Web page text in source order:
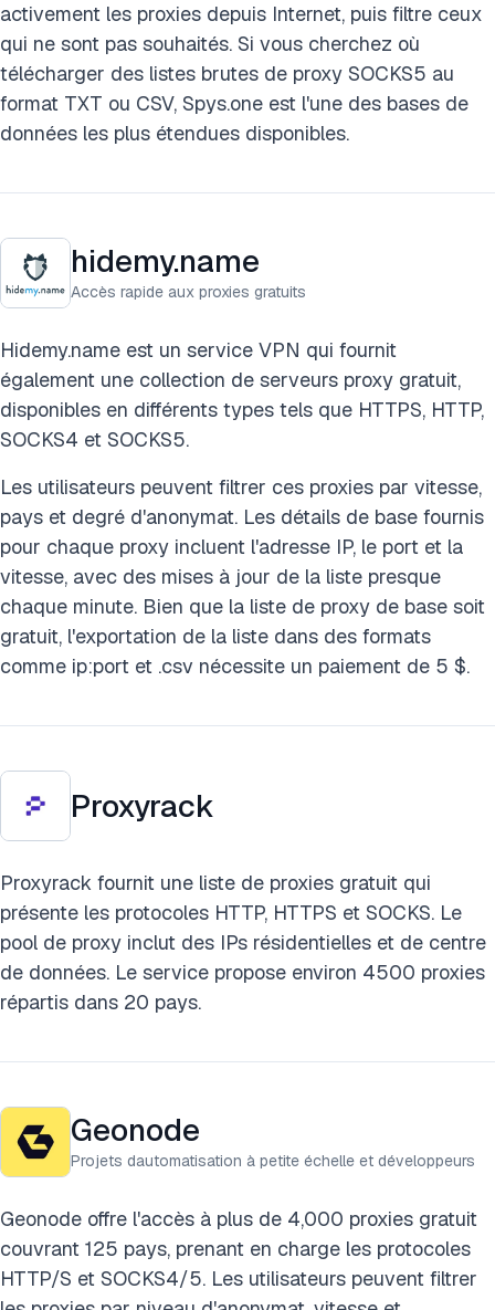
activement les proxies depuis Internet, puis filtre ceux
qui ne sont pas souhaités. Si vous cherchez où
télécharger des listes brutes de proxy SOCKS5 au
format TXT ou CSV, Spys.one est l'une des bases de
données les plus étendues disponibles.
hidemy.name
Accès rapide aux proxies gratuits
Hidemy.name est un service VPN qui fournit
également une collection de serveurs proxy gratuit,
disponibles en différents types tels que HTTPS, HTTP,
SOCKS4 et SOCKS5.
Les utilisateurs peuvent filtrer ces proxies par vitesse,
pays et degré d'anonymat. Les détails de base fournis
pour chaque proxy incluent l'adresse IP, le port et la
vitesse, avec des mises à jour de la liste presque
chaque minute. Bien que la liste de proxy de base soit
gratuit, l'exportation de la liste dans des formats
comme ip:port et .csv nécessite un paiement de 5 $.
Proxyrack
Proxyrack fournit une liste de proxies gratuit qui
présente les protocoles HTTP, HTTPS et SOCKS. Le
pool de proxy inclut des IPs résidentielles et de centre
de données. Le service propose environ 4500 proxies
répartis dans 20 pays.
Geonode
Projets dautomatisation à petite échelle et développeurs
Geonode offre l'accès à plus de 4,000 proxies gratuit
couvrant 125 pays, prenant en charge les protocoles
HTTP/S et SOCKS4/5. Les utilisateurs peuvent filtrer